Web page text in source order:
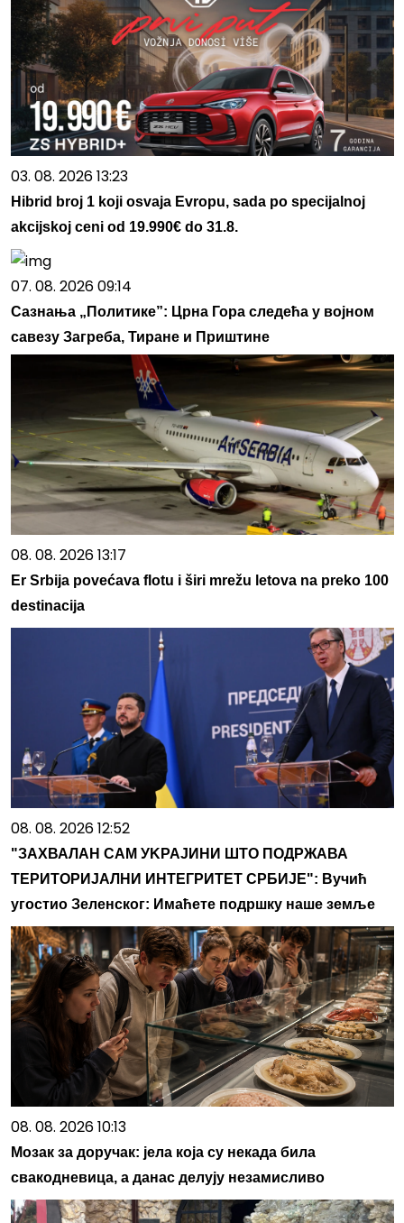
03. 08. 2026 13:23
Hibrid broj 1 koji osvaja Evropu, sada po specijalnoj
akcijskoj ceni od 19.990€ do 31.8.
07. 08. 2026 09:14
Сазнања „Политике”: Црна Гора следећа у војном
савезу Загреба, Тиране и Приштине
08. 08. 2026 13:17
Er Srbija povećava flotu i širi mrežu letova na preko 100
destinacija
08. 08. 2026 12:52
"ЗАХВАЛАН САМ УKРАЈИНИ ШТО ПОДРЖАВА
ТЕРИТОРИЈАЛНИ ИНТЕГРИТЕТ СРБИЈЕ": Вучић
угостио Зеленског: Имаћете подршку наше земље
08. 08. 2026 10:13
Мозак за доручак: јела која су некада била
свакодневица, а данас делују незамисливо